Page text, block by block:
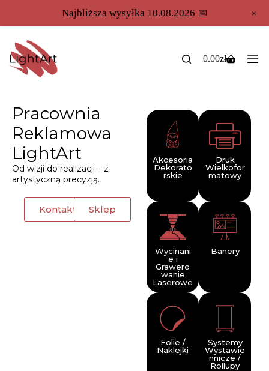
0.00zł
Akcesoria
Dekorato
rskie
Druk
Wielkofor
matowy
Wycinani
e i
Grawero
wanie
Laserowe
Banery
Folie /
Naklejki
Systemy
Wystawie
nnicze /
Rollupy
Pracownia
Reklamowa
LightArt
Od wizji do realizacji – z
artystyczną precyzją.
Kontakt Sklep
Najbliższa wysyłka 10.08.2026 📅 +